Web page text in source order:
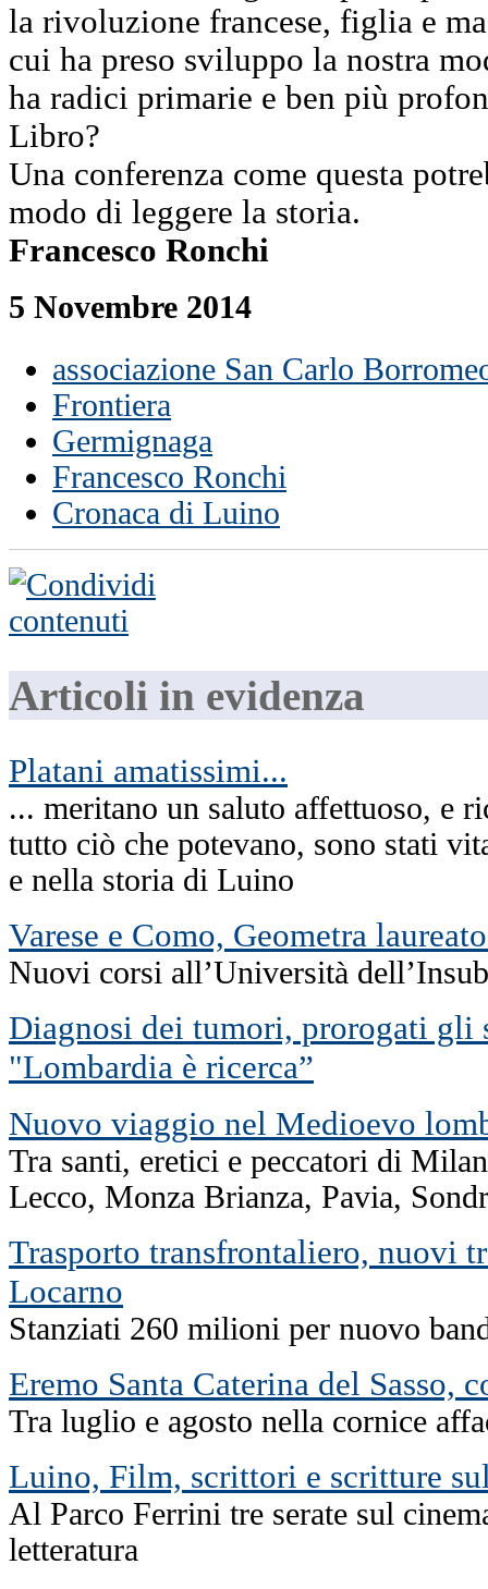
la rivoluzione francese, figlia e
cui ha preso sviluppo la nostra
ha radici primarie e ben più
Libro?
Una conferenza come questa
modo di leggere la storia.
Francesco Ronchi
5 Novembre 2014
associazione San Carlo
Frontiera
Germignaga
Francesco Ronchi
Cronaca di Luino
Articoli in evidenza
Platani amatissimi...
... meritano un saluto affettuoso, e
tutto ciò che potevano, sono stati
e nella storia di Luino
Varese e Como, Geometra
Nuovi corsi all’Università
Diagnosi dei tumori, prorogati gli
"Lombardia è ricerca”
Nuovo viaggio nel Medioevo
Tra santi, eretici e peccatori di
Lecco, Monza Brianza, Pavia,
Trasporto transfrontaliero, nuovi
Locarno
Stanziati 260 milioni per nuovo
Eremo Santa Caterina del Sasso,
Tra luglio e agosto nella cornice
Luino, Film, scrittori e scritture
Al Parco Ferrini tre serate sul
letteratura